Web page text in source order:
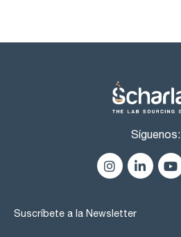
Síguenos:
Suscríbete a la Newsletter